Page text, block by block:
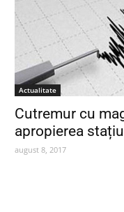
Actualitate
Cutremur cu
apropierea
august 8, 2017